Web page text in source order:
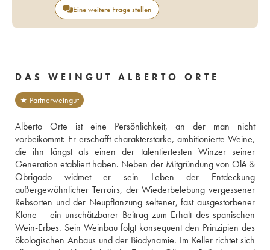
Eine weitere Frage stellen
DAS WEINGUT ALBERTO ORTE
★ Partnerweingut
Alberto Orte ist eine Persönlichkeit, an der man nicht
vorbeikommt: Er erschafft charakterstarke, ambitionierte Weine,
die ihn längst als einen der talentiertesten Winzer seiner
Generation etabliert haben. Neben der Mitgründung von Olé &
Obrigado widmet er sein Leben der Entdeckung
außergewöhnlicher Terroirs, der Wiederbelebung vergessener
Rebsorten und der Neupflanzung seltener, fast ausgestorbener
Klone – ein unschätzbarer Beitrag zum Erhalt des spanischen
Wein-Erbes. Sein Weinbau folgt konsequent den Prinzipien des
ökologischen Anbaus und der Biodynamie. Im Keller richtet sich